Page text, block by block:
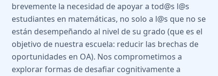
brevemente la necesidad de apoyar a tod@s l@s
estudiantes en matemáticas, no solo a l@s que no se
están desempeñando al nivel de su grado (que es el
objetivo de nuestra escuela: reducir las brechas de
oportunidades en OA). Nos comprometimos a
explorar formas de desafiar cognitivamente a